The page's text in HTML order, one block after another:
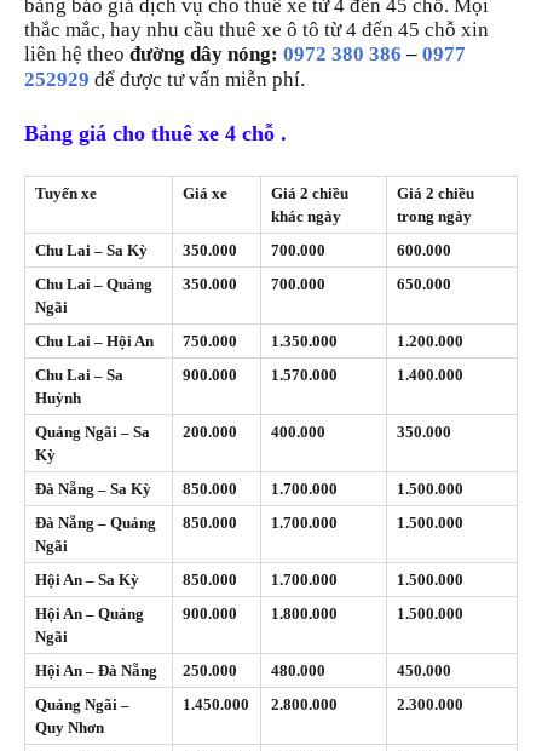
bảng báo giá dịch vụ cho thuê xe từ 4 đến 45 chỗ. Mọi
thắc mắc, hay nhu cầu thuê xe ô tô từ 4 đến 45 chỗ xin
liên hệ theo đường dây nóng: 0972 380 386 – 0977
252929 để được tư vấn miễn phí.
Bảng giá cho thuê xe 4 chỗ .
Tuyến xe Giá xe
Giá 2 chiều
khác ngày
Giá 2 chiều
trong ngày
Chu Lai – Sa Kỳ
350.000 700.000
600.000
Chu Lai – Quảng
Ngãi
350.000 700.000 650.000
Chu Lai – Hội An 750.000 1.350.000
1.200.000
Chu Lai – Sa
Huỳnh
900.000 1.570.000 1.400.000
Quảng Ngãi – Sa
Kỳ
200.000 400.000 350.000
Đà Nẵng – Sa Kỳ 850.000 1.700.000
1.500.000
Đà Nẵng – Quảng
Ngãi
850.000 1.700.000 1.500.000
Hội An – Sa Kỳ 850.000 1.700.000
1.500.000
Hội An – Quảng
Ngãi
900.000 1.800.000 1.500.000
Hội An – Đà Nẵng 250.000 480.000
450.000
Quảng Ngãi –
Quy Nhơn
1.450.000 2.800.000 2.300.000